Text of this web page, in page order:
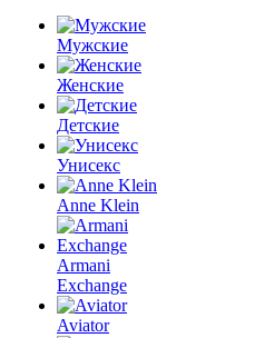
Мужские
Женские
Детские
Унисекс
Anne Klein
Armani
Exchange
Aviator